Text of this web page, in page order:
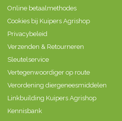
Online betaalmethodes
Cookies bij Kuipers Agrishop
Privacybeleid
Verzenden & Retourneren
Sleutelservice
Vertegenwoordiger op route
Verordening diergeneesmiddelen
Linkbuilding Kuipers Agrishop
Kennisbank